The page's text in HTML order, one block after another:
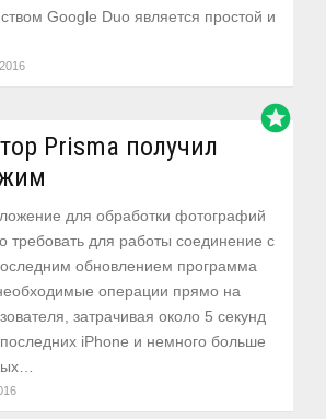
Google Duo является простой и
Prisma получил
stars
для обработки фотографий
требовать для работы соединение с
обновлением программа
операции прямо на
затрачивая около 5 секунд
iPhone и немного больше